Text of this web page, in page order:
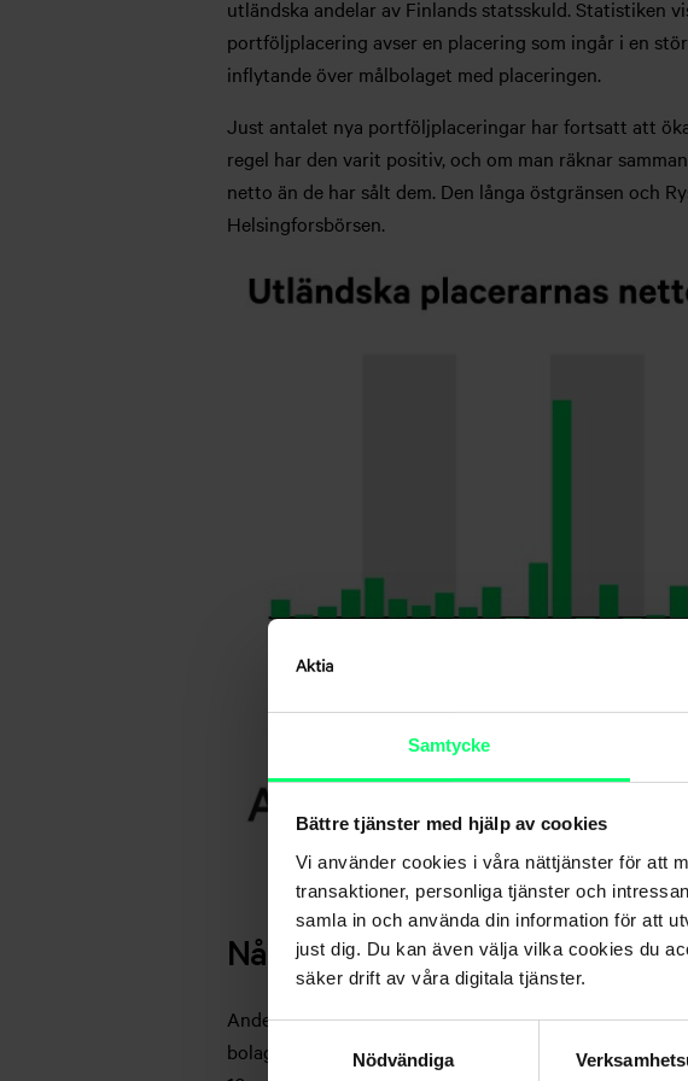
Samtycke
Bättre tjänster med hjälp av cookies
Vi använder cookies i våra nättjänster för att
transaktioner, personliga tjänster och
samla in och använda din information för att
just dig. Du kan även välja vilka cookies du
säker drift av våra digitala tjänster.
Samtyckesval
Nödvändiga
utländska andelar av Finlands statsskuld. Statistiken
portföljplacering avser en placering som ingår i en
inflytande över målbolaget med placeringen.
Just antalet nya portföljplaceringar har fortsatt att
regel har den varit positiv, och om man räknar
netto än de har sålt dem. Den långa östgränsen och
Helsingforsbörsen.
Något lägre utländsk
Andelen utländska portföljbörsplaceringar av hela
bolag har sannolikt bidragit till denna utveckling. Till